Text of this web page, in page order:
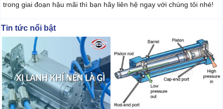
trong giai đoạn hậu mãi thì bạn hãy liên hệ ngay với chúng tôi nhé!
Tin tức nổi bật